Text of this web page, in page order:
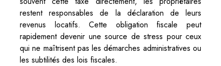
restent responsables de la déclaration de leurs
revenus locatifs. Cette obligation fiscale peut
rapidement devenir une source de stress pour ceux
qui ne maîtrisent pas les démarches administratives ou
les subtilités des lois fiscales.